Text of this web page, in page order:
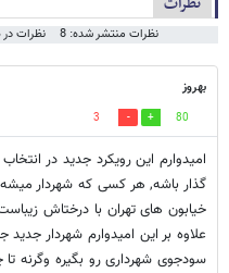
نظرات منتشر شده: 8 نظرات در
بهروز
80
3
امیدوارم این رویکرد جدید در
گذار باشه, هر کسی که شهردار
خیابون های تهران با درختاش
علاوه بر این امیدوارم شهردار
سودجوی شهرداری رو بگیره وگرنه